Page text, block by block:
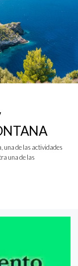
una de las actividades
una de las